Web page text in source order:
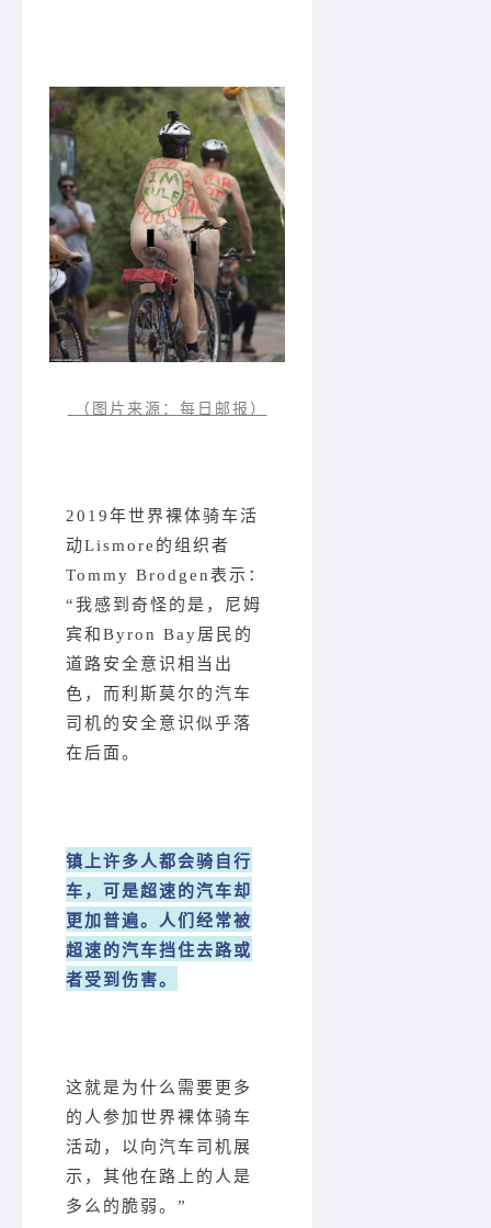
（图片来源：每日邮报）
2019年世界裸体骑车活
动Lismore的组织者
Tommy Brodgen表示：
“我感到奇怪的是，尼姆
宾和Byron Bay居民的
道路安全意识相当出
色，而利斯莫尔的汽车
司机的安全意识似乎落
在后面。
镇上许多人都会骑自行
车，可是超速的汽车却
更加普遍。人们经常被
超速的汽车挡住去路或
者受到伤害。
这就是为什么需要更多
的人参加世界裸体骑车
活动，以向汽车司机展
示，其他在路上的人是
多么的脆弱。”